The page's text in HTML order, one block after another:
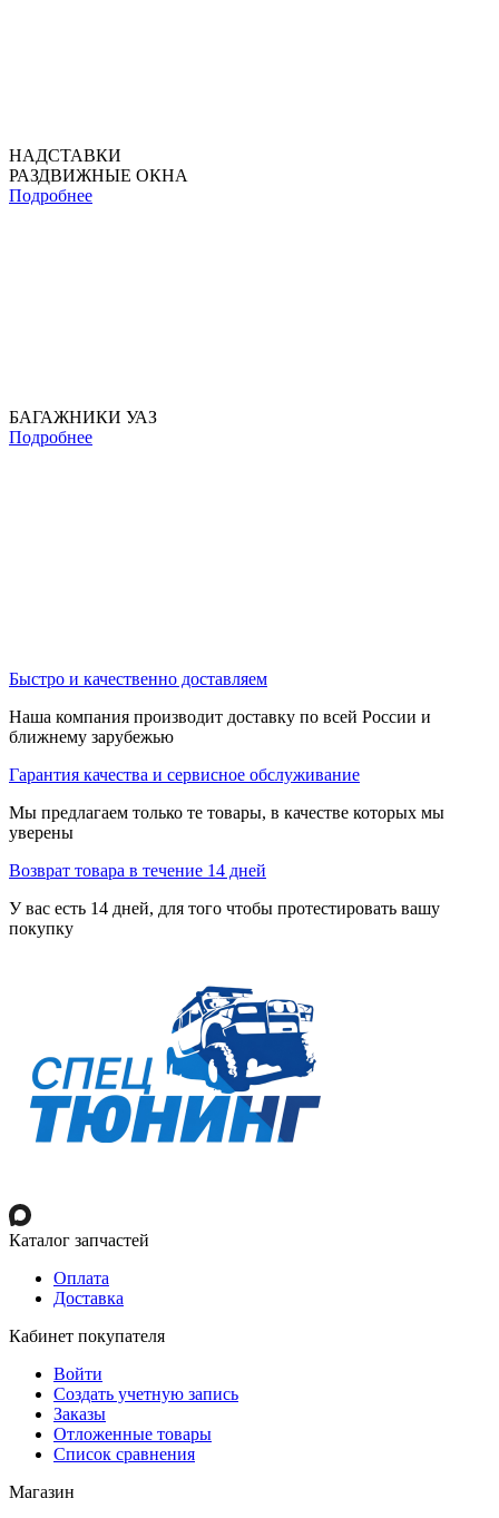
НАДСТАВКИ
РАЗДВИЖНЫЕ ОКНА
Подробнее
БАГАЖНИКИ УАЗ
Подробнее
Быстро и качественно доставляем
Наша компания производит доставку по всей России и
ближнему зарубежью
Гарантия качества и сервисное обслуживание
Мы предлагаем только те товары, в качестве которых мы
уверены
Возврат товара в течение 14 дней
У вас есть 14 дней, для того чтобы протестировать вашу
покупку
Каталог запчастей
Оплата
Доставка
Кабинет покупателя
Войти
Создать учетную запись
Заказы
Отложенные товары
Список сравнения
Магазин